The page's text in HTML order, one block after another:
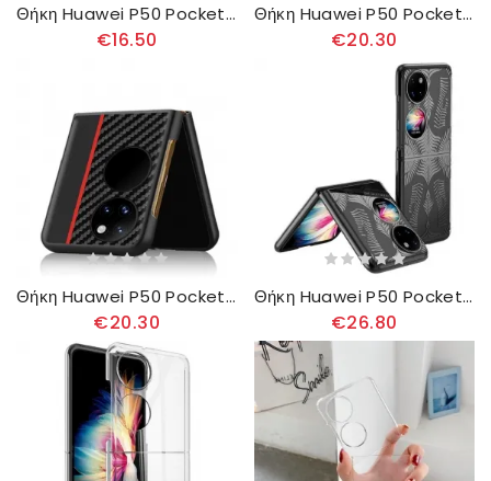
Θήκη Huawei P50 Pocket Γράμμα Γκκ
€16.50
Θήκη Huawei P50 Pocket Γνήσιο Δέρμα Και Ανθρακονήματα
€20.30
Θήκη Huawei P50 Pocket Σειρά Από Γνήσιο Δέρμα Και Ανθρακονήματα
€20.30
Θήκη Huawei P50 Pocket Σχέδιο Φτερού
€26.80